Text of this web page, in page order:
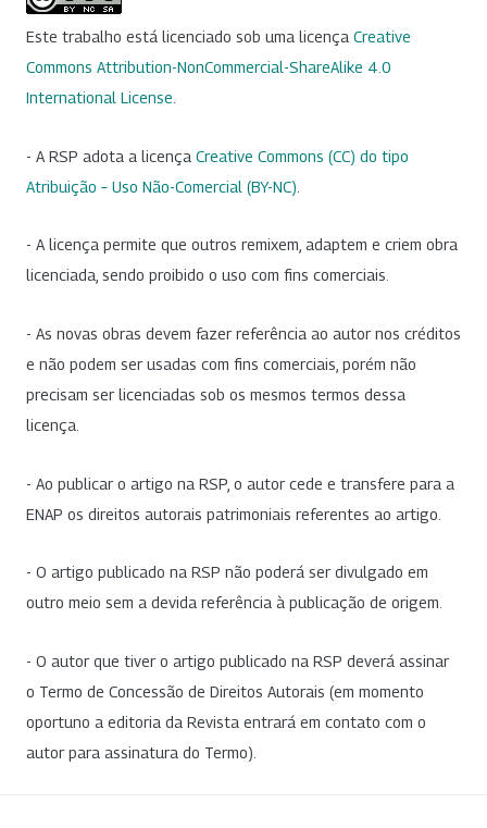
Este trabalho está licenciado sob uma licença Creative
Commons Attribution-NonCommercial-ShareAlike 4.0
International License
- A RSP adota a licença Creative Commons (CC) do tipo
Atribuição – Uso Não-Comercial (BY-NC)
- A licença permite que outros remixem, adaptem e criem obra
licenciada, sendo proibido o uso com fins comerciais.
- As novas obras devem fazer referência ao autor nos créditos
e não podem ser usadas com fins comerciais, porém não
precisam ser licenciadas sob os mesmos termos dessa
licença.
- Ao publicar o artigo na RSP, o autor cede e transfere para a
ENAP os direitos autorais patrimoniais referentes ao artigo.
- O artigo publicado na RSP não poderá ser divulgado em
outro meio sem a devida referência à publicação de origem.
- O autor que tiver o artigo publicado na RSP deverá assinar
o Termo de Concessão de Direitos Autorais (em momento
oportuno a editoria da Revista entrará em contato com o
autor para assinatura do Termo).